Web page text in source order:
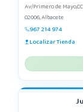
Av/Primero de
02006, Albacete
967 214 974
Localizar Tienda